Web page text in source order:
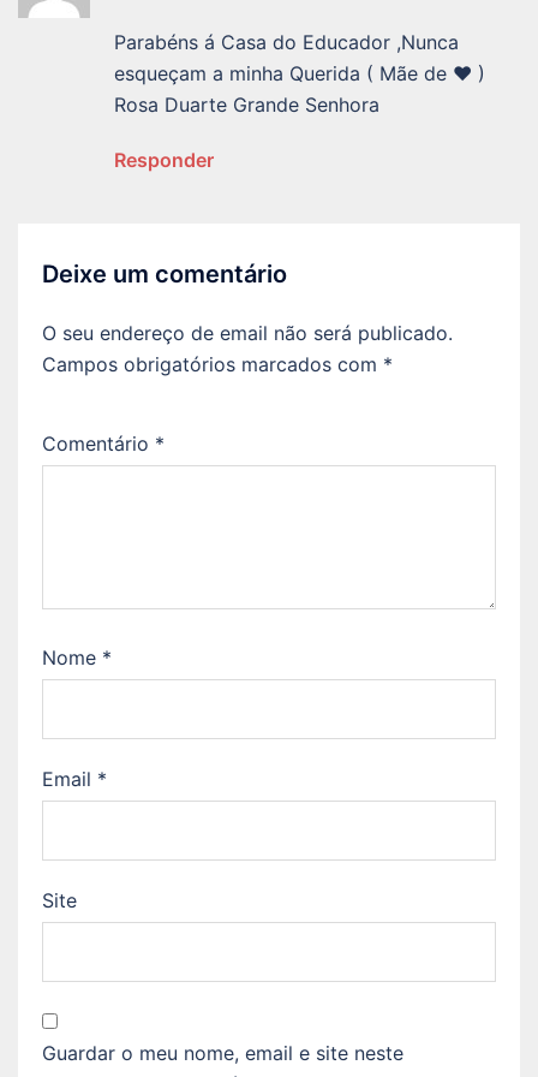
Parabéns á Casa do Educador ,Nunca
esqueçam a minha Querida ( Mãe de ❤️ )
Rosa Duarte Grande Senhora
Responder
Deixe um comentário
O seu endereço de email não será publicado.
Campos obrigatórios marcados com *
Comentário *
Nome *
Email *
Site
Guardar o meu nome, email e site neste